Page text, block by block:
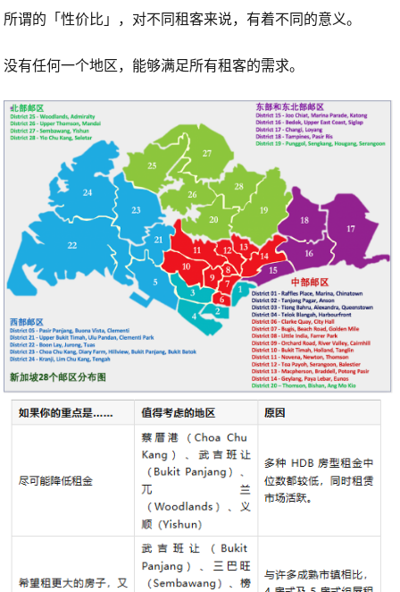
所谓的「性价比」，对不同租客来说，有着不同的意义。
没有任何一个地区，能够满足所有租客的需求。